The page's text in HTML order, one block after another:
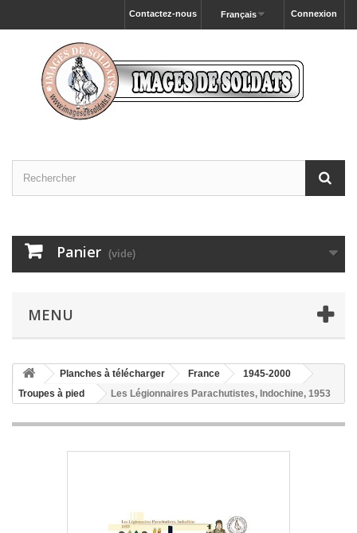
Connexion
Français
Contactez-nous
Panier (vide)
MENU
Planches à télécharger France
1945-2000
Troupes à pied
Les Légionnaires Parachutistes, Indochine, 1953